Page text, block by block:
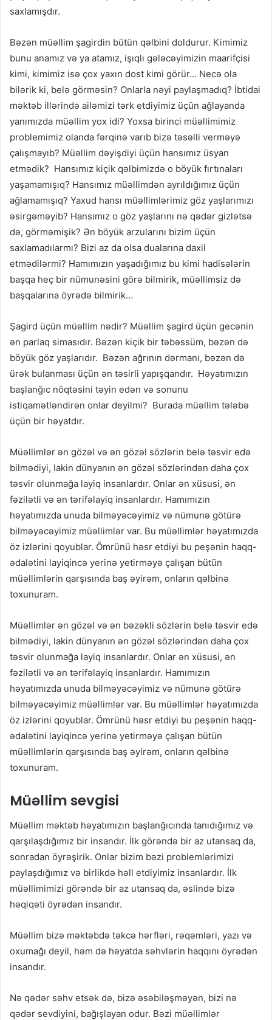
saxlamışdır.
Bəzən müəllim şagirdin bütün qəlbini doldurur. Kimimiz
bunu anamız və ya atamız, işıqlı gələcəyimizin maarifçisi
kimi, kimimiz isə çox yaxın dost kimi görür… Necə ola
bilərik ki, belə görməsin? Onlarla nəyi paylaşmadıq? İbtidai
məktəb illərində ailəmizi tərk etdiyimiz üçün ağlayanda
yanımızda müəllim yox idi? Yoxsa birinci müəllimimiz
problemimiz olanda fərqinə varıb bizə təsəlli verməyə
çalışmayıb? Müəllim dəyişdiyi üçün hansımız üsyan
etmədik? Hansımız kiçik qəlbimizdə o böyük fırtınaları
yaşamamışıq? Hansımız müəllimdən ayrıldığımız üçün
ağlamamışıq? Yaxud hansı müəllimlərimiz göz yaşlarımızı
əsirgəməyib? Hansımız o göz yaşlarını nə qədər gizlətsə
də, görməmişik? Ən böyük arzularını bizim üçün
saxlamadılarmı? Bizi az da olsa dualarına daxil
etmədilərmi? Hamımızın yaşadığımız bu kimi hadisələrin
başqa heç bir nümunəsini görə bilmirik, müəllimsiz də
başqalarına öyrədə bilmirik…
Şagird üçün müəllim nədir? Müəllim şagird üçün gecənin
ən parlaq simasıdır. Bəzən kiçik bir təbəssüm, bəzən də
böyük göz yaşlarıdır. Bəzən ağrının dərmanı, bəzən də
ürək bulanması üçün ən təsirli yapışqandır. Həyatımızın
başlanğıc nöqtəsini təyin edən və sonunu
istiqamətləndirən onlar deyilmi? Burada müəllim tələbə
üçün bir həyatdır.
Müəllimlər ən gözəl və ən gözəl sözlərin belə təsvir edə
bilmədiyi, lakin dünyanın ən gözəl sözlərindən daha çox
təsvir olunmağa layiq insanlardır. Onlar ən xüsusi, ən
fəzilətli və ən tərifəlayiq insanlardır. Hamımızın
həyatımızda unuda bilməyəcəyimiz və nümunə götürə
bilməyəcəyimiz müəllimlər var. Bu müəllimlər həyatımızda
öz izlərini qoyublar. Ömrünü həsr etdiyi bu peşənin haqq-
ədalətini layiqincə yerinə yetirməyə çalışan bütün
müəllimlərin qarşısında baş əyirəm, onların qəlbinə
toxunuram.
Müəllimlər ən gözəl və ən bəzəkli sözlərin belə təsvir edə
bilmədiyi, lakin dünyanın ən gözəl sözlərindən daha çox
təsvir olunmağa layiq insanlardır. Onlar ən xüsusi, ən
fəzilətli və ən tərifəlayiq insanlardır. Hamımızın
həyatımızda unuda bilməyəcəyimiz və nümunə götürə
bilməyəcəyimiz müəllimlər var. Bu müəllimlər həyatımızda
öz izlərini qoyublar. Ömrünü həsr etdiyi bu peşənin haqq-
ədalətini layiqincə yerinə yetirməyə çalışan bütün
müəllimlərin qarşısında baş əyirəm, onların qəlbinə
toxunuram.
Müəllim sevgisi
Müəllim məktəb həyatımızın başlanğıcında tanıdığımız və
qarşılaşdığımız bir insandır. İlk görəndə bir az utansaq da,
sonradan öyrəşirik. Onlar bizim bəzi problemlərimizi
paylaşdığımız və birlikdə həll etdiyimiz insanlardır. İlk
müəllimimizi görəndə bir az utansaq da, əslində bizə
həqiqəti öyrədən insandır.
Müəllim bizə məktəbdə təkcə hərfləri, rəqəmləri, yazı və
oxumağı deyil, həm də həyatda səhvlərin haqqını öyrədən
insandır.
Nə qədər səhv etsək də, bizə əsəbiləşməyən, bizi nə
qədər sevdiyini, bağışlayan odur. Bəzi müəllimlər